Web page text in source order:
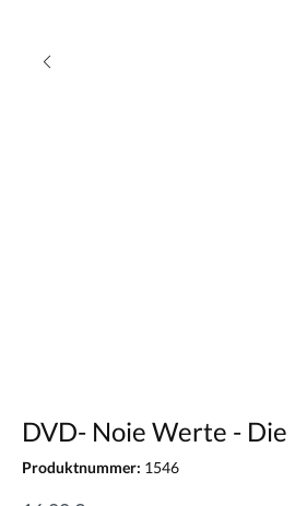
DVD- Noie Werte - Die
Produktnummer: 1546